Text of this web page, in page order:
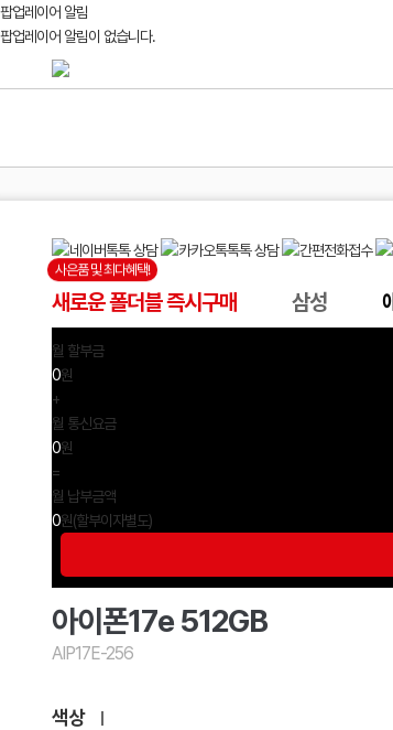
팝업레이어 알림
팝업레이어 알림이 없습니다.
새로운 폴더블 즉시구매
사은품 및 최다혜택!
삼성
월 할부금
0원
+
월 통신요금
0원
=
월 납부금액
0원(할부이자별도)
아이폰17e 512GB
AIP17E-256
색상